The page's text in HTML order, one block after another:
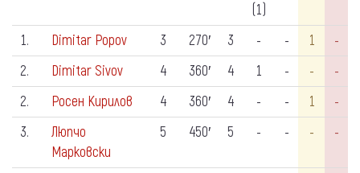
(1)
1. Dimitar Popov 3 270′ 3 - - 1
-
2.
Dimitar Sivov 4 360′ 4 1 - -
-
2.
Росен Кирилов 4 360′ 4 - - 1
-
3.
Люпчо
Марковски
5 450′ 5 - - - -